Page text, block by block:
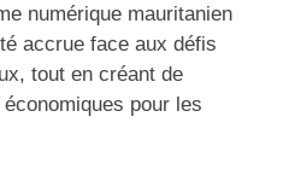
numérique mauritanien
accrue face aux défis
tout en créant de
pour les